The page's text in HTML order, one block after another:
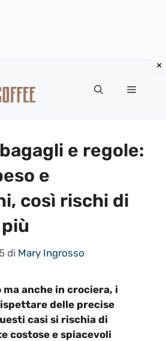
Menu
e regole:
e
così rischi di
di Mary Ingrosso
ma anche in crociera, i
delle precise
casi si rischia di
costose e spiacevoli